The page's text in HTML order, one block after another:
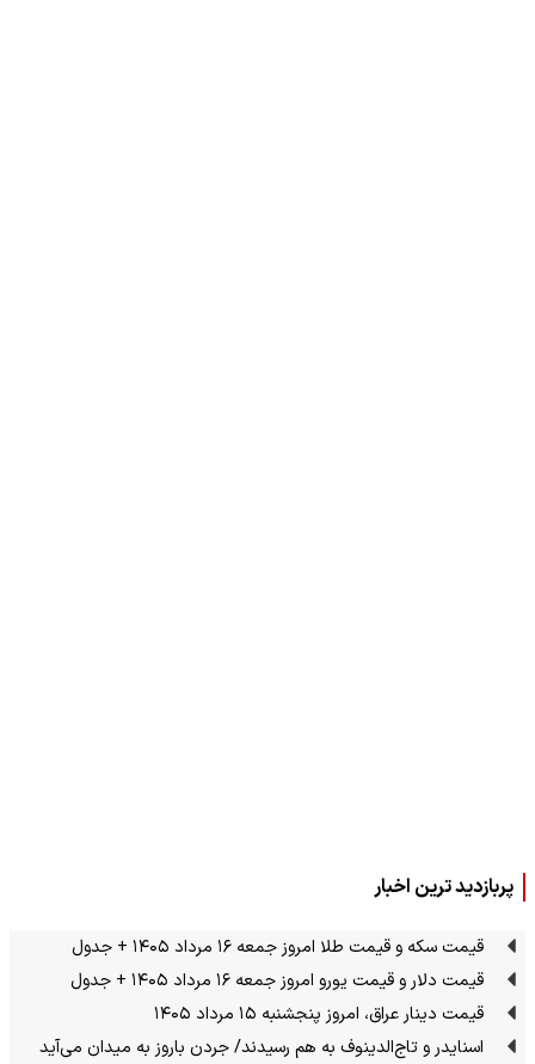
پربازدید ترین اخبار
قیمت سکه و قیمت طلا امروز جمعه ۱۶ مرداد ۱۴۰۵ + جدول
قیمت دلار و قیمت یورو امروز جمعه ۱۶ مرداد ۱۴۰۵ + جدول
قیمت دینار عراق، امروز پنجشنبه ۱۵ مرداد ۱۴۰۵
اسنایدر و تاج‌الدینوف به هم رسیدند/ جردن باروز به میدان می‌آید